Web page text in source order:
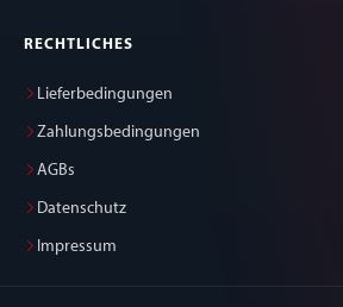
RECHTLICHES
Lieferbedingungen
Zahlungsbedingungen
AGBs
Datenschutz
Impressum